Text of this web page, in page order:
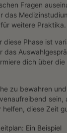
Fragen
das
weitere Praktika.
diese Phase ist
das
dich über
zu bewahren
sein,
helfen, diese Zeit
Ein Beispiel